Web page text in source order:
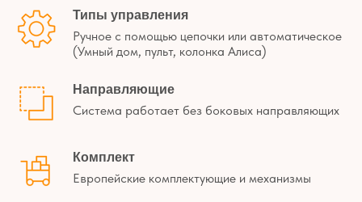
Типы управления
Ручное с помощью цепочки или автоматическое
(Умный дом, пульт, колонка Алиса)
Направляющие
Система работает без боковых направляющих
Комплект
Европейские комплектующие и механизмы